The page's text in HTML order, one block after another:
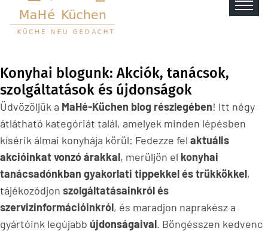
Konyhai blogunk: Akciók, tanácsok,
szolgáltatások és újdonságok
Üdvözöljük a MaHé-Küchen blog részlegében! Itt négy
átlátható kategóriát talál, amelyek minden lépésben
kísérik álmai konyhája körül: Fedezze fel aktuális
akcióinkat vonzó árakkal, merüljön el konyhai
tanácsadónkban gyakorlati tippekkel és trükkökkel,
tájékozódjon szolgáltatásainkról és
szervizinformációinkról, és maradjon naprakész a
gyártóink legújabb újdonságaival. Böngésszen kedvenc